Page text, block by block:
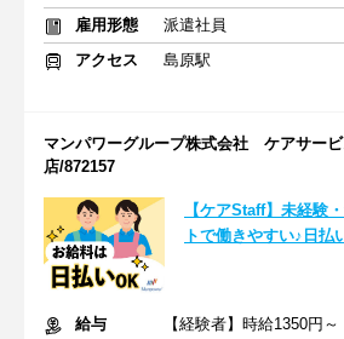
雇用形態
派遣社員
アクセス
島原駅
マンパワーグループ株式会社 ケアサー
店/872157
【ケアStaff】未経験
トで働きやすい♪日
給与